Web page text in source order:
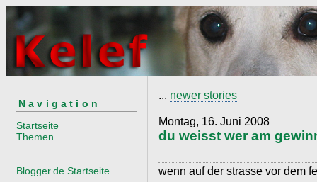
Navigation
Startseite
Themen
Blogger.de Startseite
... newer stories
Montag, 16. Juni 2008
du weisst wer am
wenn auf der strasse vor dem